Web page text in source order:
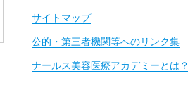
サイトマップ
公的・第三者機関等へのリンク集
ナールス美容医療アカデミーとは？